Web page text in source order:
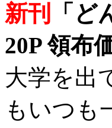
新刊
「
20P 領布
大学を出
もいつも